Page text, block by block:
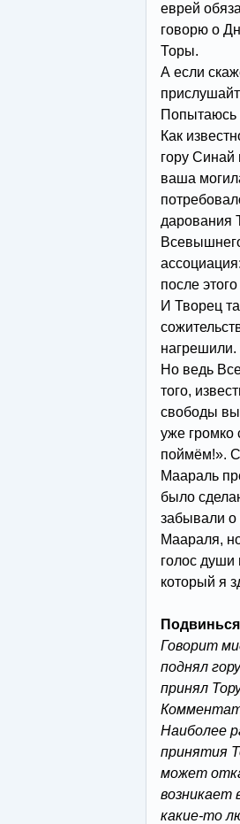
еврей
говорю о
Торы.
А если
Попытаюсь
Как
гору Синай
ваша
дарования
после
И Творец
нагрешили.
Но ведь
того,
свободы
уже громко
поймём!».
Маараль
было
забывали о
Маараля,
голос души
который я
Говорит
поднял
принял
Наиболее
принятия
может
возникает
какие-то